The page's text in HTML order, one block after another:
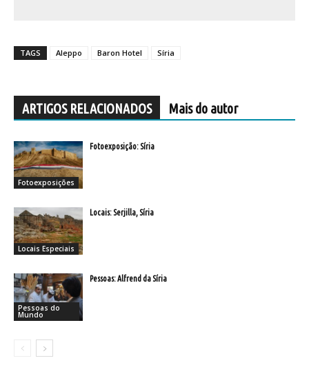
TAGS Aleppo Baron Hotel Síria
ARTIGOS RELACIONADOS Mais do autor
Fotoexposições
Fotoexposição: Síria
Locais Especiais
Locais: Serjilla, Síria
Pessoas do
Mundo
Pessoas: Alfrend da Síria